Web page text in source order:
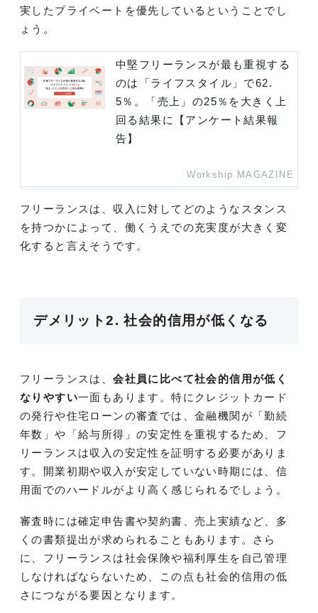
実したプライベートを優先しているということでし
ょう。
中堅フリーランスが最も重視する
のは「ライフスタイル」で62.
5％。「売上」の25％を大きく上
回る結果に【アンケート結果報
告】
Workship MAGAZINE
フリーランスは、収入に対してどのようなスタンス
を持つかによって、働くうえでの充実度が大きく変
化すると言えそうです。
デメリット2. 社会的信用が低くなる
フリーランスは、会社員に比べて社会的信用が低く
なりやすい一面もあります。特にクレジットカード
の発行や住宅ローンの審査では、金融機関が「勤続
年数」や「給与所得」の安定性を重視するため、フ
リーランスは収入の安定性を証明する必要がありま
す。開業初期や収入が安定していない時期には、信
用面でのハードルがより高く感じられるでしょう。
審査時には確定申告書や契約書、売上実績など、多
くの書類提出が求められることもあります。さら
に、フリーランスは社会保険や福利厚生を自己管理
しなければならないため、この点も社会的信用の低
さにつながる要因となります。